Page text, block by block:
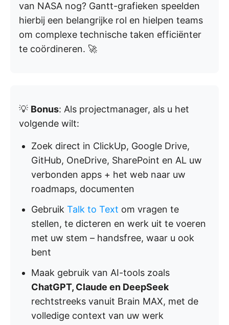
van NASA nog? Gantt-grafieken speelden
hierbij een belangrijke rol en hielpen teams
om complexe technische taken efficiënter
te coördineren. 🚀
💡 Bonus: Als projectmanager, als u het
volgende wilt:
Zoek direct in ClickUp, Google Drive,
GitHub, OneDrive, SharePoint en AL uw
verbonden apps + het web naar uw
roadmaps, documenten
Gebruik Talk to Text om vragen te
stellen, te dicteren en werk uit te voeren
met uw stem – handsfree, waar u ook
bent
Maak gebruik van AI-tools zoals
ChatGPT, Claude en DeepSeek
rechtstreeks vanuit Brain MAX, met de
volledige context van uw werk